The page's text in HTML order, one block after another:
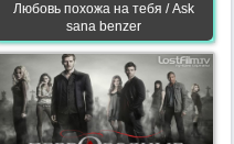
Любовь похожа на тебя / Ask
sana benzer